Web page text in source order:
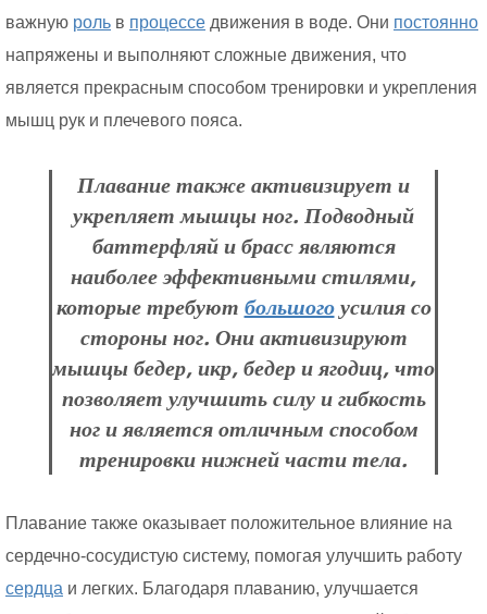
важную роль в процессе движения в воде. Они постоянно
напряжены и выполняют сложные движения, что
является прекрасным способом тренировки и укрепления
мышц рук и плечевого пояса.
Плавание также активизирует и
укрепляет мышцы ног. Подводный
баттерфляй и брасс являются
наиболее эффективными стилями,
которые требуют большогоусилия со
стороны ног. Они активизируют
мышцы бедер, икр, бедер и ягодиц, что
позволяет улучшить силу и гибкость
ног и является отличным способом
тренировки нижней части тела.
Плавание также оказывает положительное влияние на
сердечно-сосудистую систему, помогая улучшить работу
сердца и легких. Благодаря плаванию, улучшается